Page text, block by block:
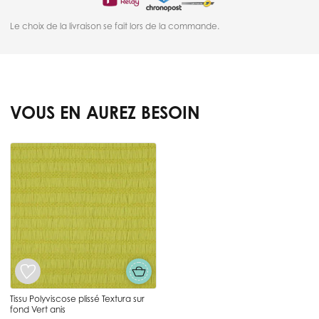
Le choix de la livraison se fait lors de la commande.
VOUS EN AUREZ BESOIN
Press to skip carousel
Tissu Polyviscose plissé Textura sur
fond Vert anis